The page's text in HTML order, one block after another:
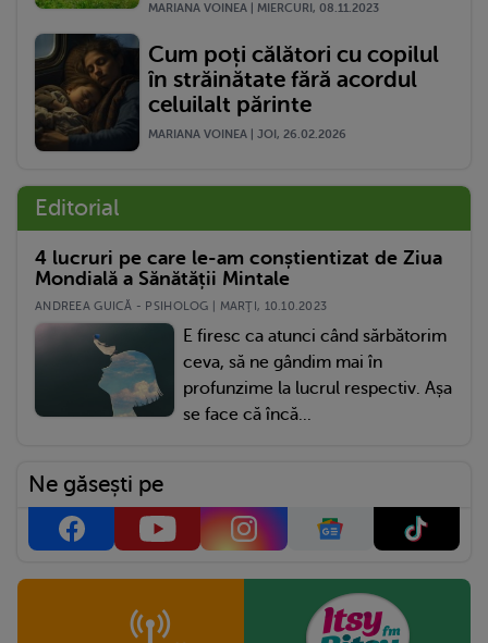
MARIANA VOINEA | MIERCURI, 08.11.2023
Cum poți călători cu copilul
în străinătate fără acordul
celuilalt părinte
MARIANA VOINEA | JOI, 26.02.2026
Editorial
4 lucruri pe care le-am conștientizat de Ziua
Mondială a Sănătății Mintale
ANDREEA GUICĂ - PSIHOLOG | MARŢI, 10.10.2023
E firesc ca atunci când sărbătorim
ceva, să ne gândim mai în
profunzime la lucrul respectiv. Așa
se face că încă...
Ne găsești pe